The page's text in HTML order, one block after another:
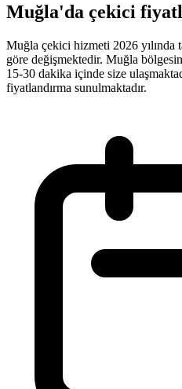
Muğla'da çekici
Muğla çekici hizmeti 2026
göre değişmektedir. Muğla
15-30 dakika içinde size
fiyatlandırma sunulmaktadır.